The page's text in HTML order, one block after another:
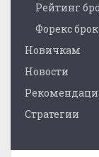
Рейтинг
Форекс
Новичкам
Новости
Стратегии